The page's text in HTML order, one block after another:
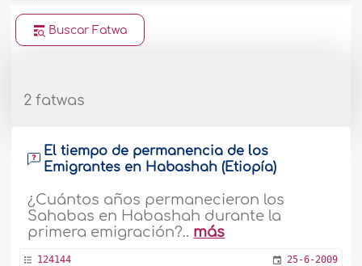
Buscar Fatwa
2 fatwas
El tiempo de permanencia de los
Emigrantes en Habashah (Etiopía)
¿Cuántos años permanecieron los
Sahabas en Habashah durante la
primera emigración?.. más
124144 25-6-2009